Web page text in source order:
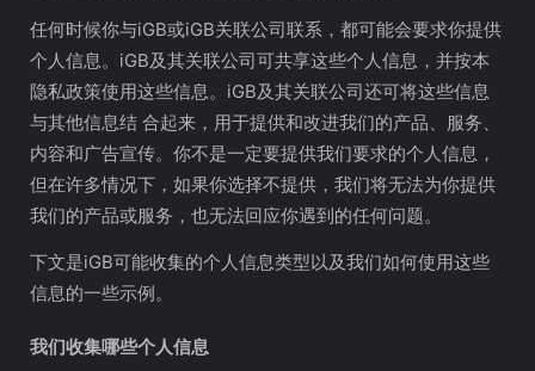
任何时候你与iGB或iGB关联公司联系，都可能会要求你提供
个人信息。iGB及其关联公司可共享这些个人信息，并按本
隐私政策使用这些信息。iGB及其关联公司还可将这些信息
与其他信息结 合起来，用于提供和改进我们的产品、服务、
内容和广告宣传。你不是一定要提供我们要求的个人信息，
但在许多情况下，如果你选择不提供，我们将无法为你提供
我们的产品或服务，也无法回应你遇到的任何问题。
下文是iGB可能收集的个人信息类型以及我们如何使用这些
信息的一些示例。
我们收集哪些个人信息